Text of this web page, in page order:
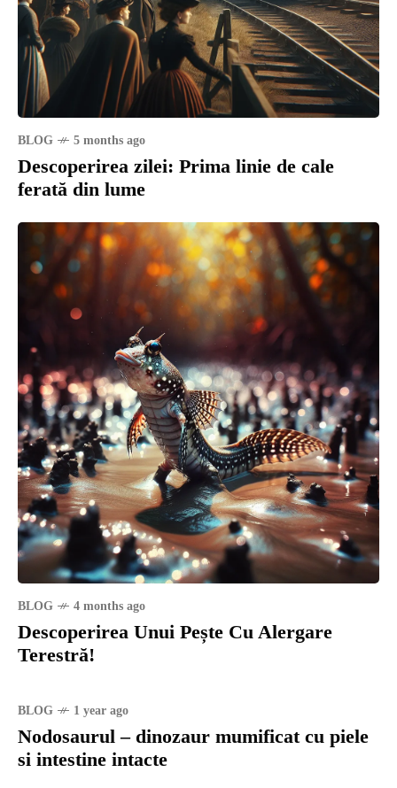
BLOG 5 months ago
Descoperirea zilei: Prima linie de cale
ferată din lume
BLOG 4 months ago
Descoperirea Unui Pește Cu Alergare
Terestră!
BLOG 1 year ago
Nodosaurul – dinozaur mumificat cu piele
si intestine intacte